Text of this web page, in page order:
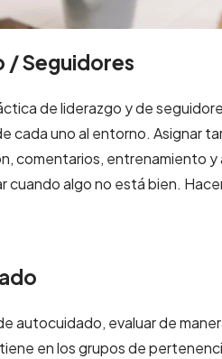
/ Seguidores
de liderazgo y de
cada uno al entorno. Asignar
comentarios, entrenamiento
cuando algo no está bien.
autocuidado, evaluar de
en los grupos de